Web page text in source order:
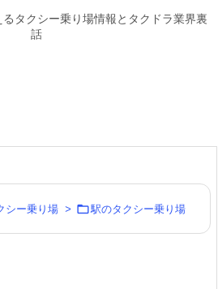
タクシー乗り場情報とタクドラ業界裏
話
シー乗り場 > 駅のタクシー乗り場